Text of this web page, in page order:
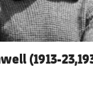
(1913-